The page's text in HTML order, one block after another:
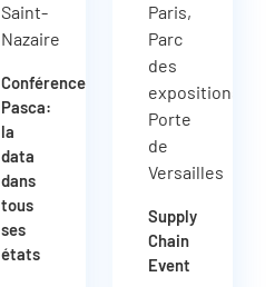
Saint-
Nazaire
Conférence
Pasca:
la
data
dans
tous
ses
états
Paris,
Parc
des
expositions
Porte
de
Versailles
Supply
Chain
Event